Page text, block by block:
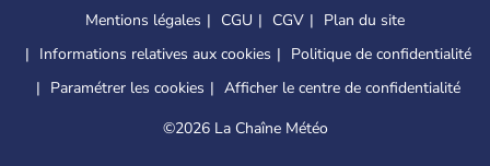
Mentions légales CGU CGV
Plan du site
Informations relatives aux cookies
Politique de confidentialité
Paramétrer les cookies
Afficher le centre de confidentialité
©2026 La Chaîne Météo